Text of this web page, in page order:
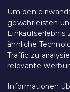
Um den
gewährleisten
Einkaufserlebnis
ähnliche
Traffic zu
relevante
Informationen
Kontakt
Allgemeine
Datenschutz
Ethischer
Für Partner
Impressum